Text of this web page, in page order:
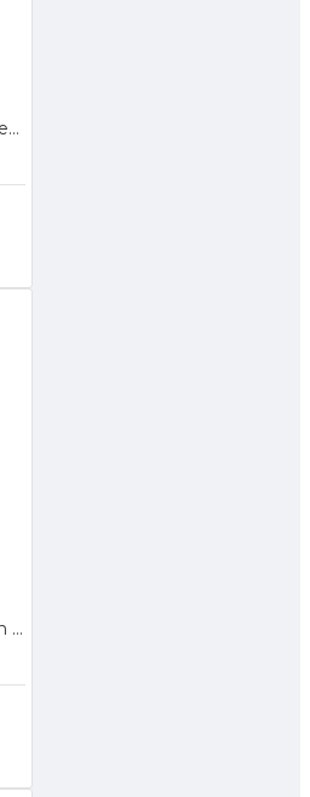
Kenmaster 9417 Water Spray Semprotan Air Plastik Lurus
Camel Gunting Dahan Seng - Gunting Serbaguna - Gunting Korea